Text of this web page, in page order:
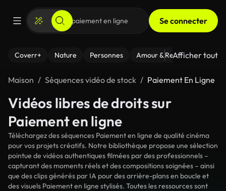
Se connecter
Coverr+ Nature Personnes Amour & Relations Le
Afficher tout
Maison Séquences vidéo de stock Paiement En Ligne
Vidéos libres de droits sur
Paiement en ligne
Téléchargez des séquences Paiement en ligne de qualité cinéma
pour vos projets créatifs. Notre bibliothèque propose une sélection
pointue de vidéos authentiques filmées par des professionnels –
capturant des moments réels et des compositions soignées – ainsi
que des clips générés par IA pour des arrière-plans en boucle et
des visuels Paiement en ligne stylisés. Toutes les ressources sont